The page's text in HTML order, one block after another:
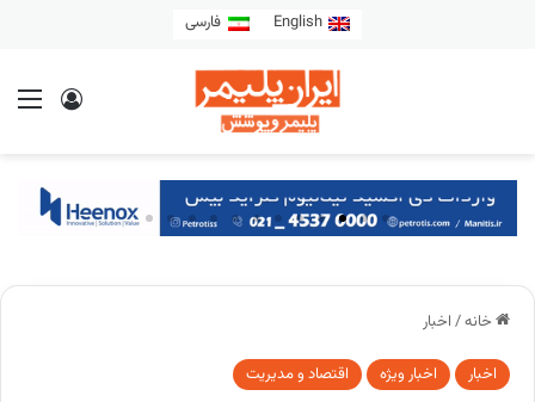
English فارسی
خانه/ اخبار
اخبار اخبار ویژه اقتصاد و مدیریت